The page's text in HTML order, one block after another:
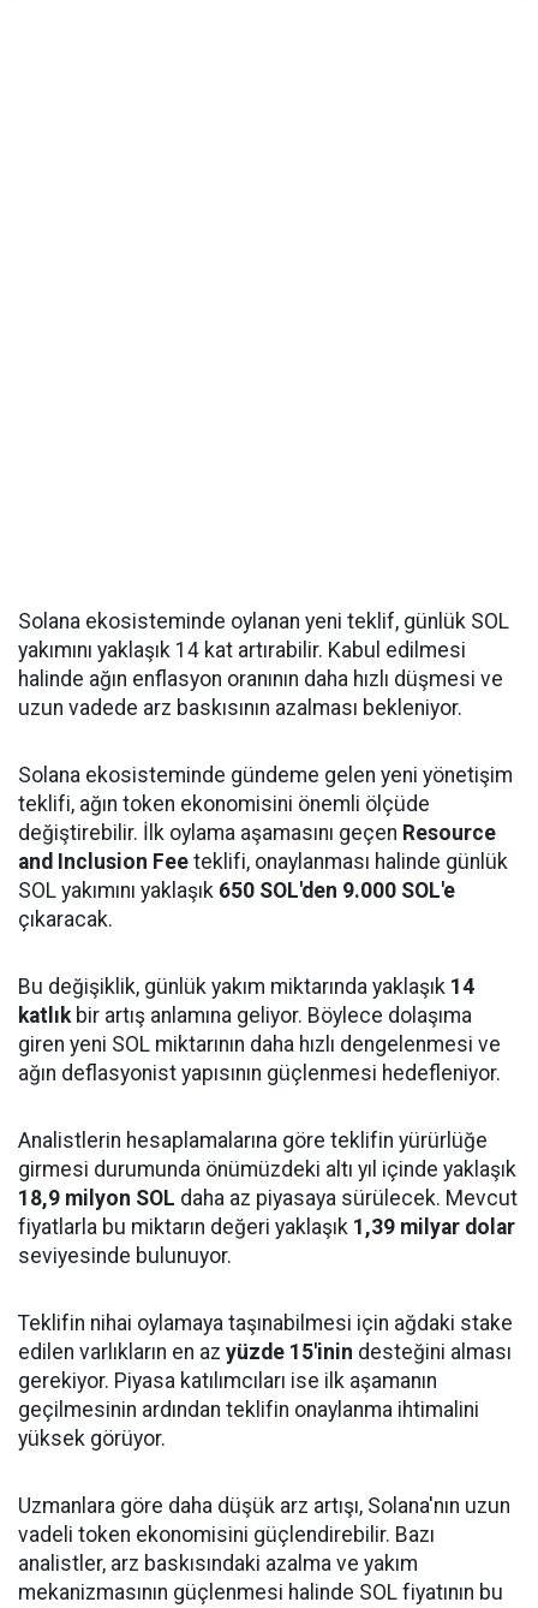
Solana ekosisteminde oylanan yeni teklif, günlük SOL
yakımını yaklaşık 14 kat artırabilir. Kabul edilmesi
halinde ağın enflasyon oranının daha hızlı düşmesi ve
uzun vadede arz baskısının azalması bekleniyor.
Solana ekosisteminde gündeme gelen yeni yönetişim
teklifi, ağın token ekonomisini önemli ölçüde
değiştirebilir. İlk oylama aşamasını geçen Resource
and Inclusion Fee teklifi, onaylanması halinde günlük
SOL yakımını yaklaşık 650 SOL'den 9.000 SOL'e
çıkaracak.
Bu değişiklik, günlük yakım miktarında yaklaşık 14
katlıkbir artış anlamına geliyor. Böylece dolaşıma
giren yeni SOL miktarının daha hızlı dengelenmesi ve
ağın deflasyonist yapısının güçlenmesi hedefleniyor.
Analistlerin hesaplamalarına göre teklifin yürürlüğe
girmesi durumunda önümüzdeki altı yıl içinde yaklaşık
18,9 milyon SOL daha az piyasaya sürülecek. Mevcut
fiyatlarla bu miktarın değeri yaklaşık 1,39 milyar dolar
seviyesinde bulunuyor.
Teklifin nihai oylamaya taşınabilmesi için ağdaki stake
edilen varlıkların en az yüzde 15'inin desteğini alması
gerekiyor. Piyasa katılımcıları ise ilk aşamanın
geçilmesinin ardından teklifin onaylanma ihtimalini
yüksek görüyor.
Uzmanlara göre daha düşük arz artışı, Solana'nın uzun
vadeli token ekonomisini güçlendirebilir. Bazı
analistler, arz baskısındaki azalma ve yakım
mekanizmasının güçlenmesi halinde SOL fiyatının bu